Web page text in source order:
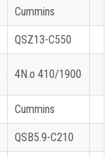
Cummins
QSZ13-C550
4N.o 410/1900
Cummins
QSB5.9-C210